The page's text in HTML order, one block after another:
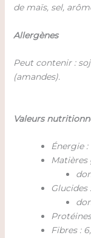
de maïs, sel,
Allergènes
Peut contenir :
(amandes).
Valeurs
Énergie :
Matières
Glucides
Fibres :